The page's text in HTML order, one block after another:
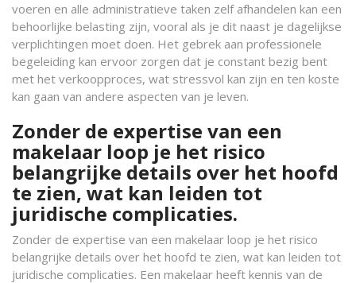
voeren en alle administratieve taken zelf afhandelen kan een
behoorlijke belasting zijn, vooral als je dit naast je dagelijkse
verplichtingen moet doen. Het gebrek aan professionele
begeleiding kan ervoor zorgen dat je constant bezig bent
met het verkoopproces, wat stressvol kan zijn en ten koste
kan gaan van andere aspecten van je leven.
Zonder de expertise van een
makelaar loop je het risico
belangrijke details over het hoofd
te zien, wat kan leiden tot
juridische complicaties.
Zonder de expertise van een makelaar loop je het risico
belangrijke details over het hoofd te zien, wat kan leiden tot
juridische complicaties. Een makelaar heeft kennis van de